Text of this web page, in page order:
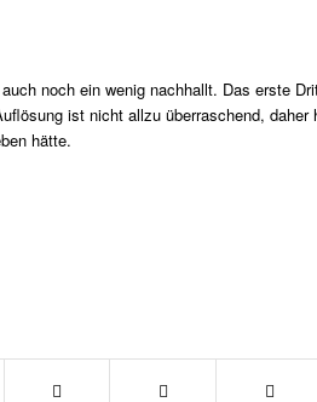
noch ein wenig nachhallt. Das erste
ist nicht allzu überraschend, daher
hätte.